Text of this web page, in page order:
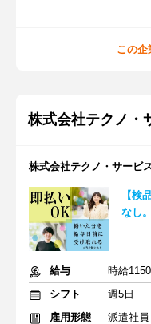
この企
株式会社テクノ・
株式会社テクノ・サービ
【検
なし
給与
時給
シフト
週5日
雇用形態
派遣社員